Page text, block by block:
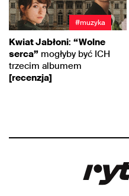
#muzyka
Kwiat Jabłoni: “Wolne
serca” mogłyby być ICH
trzecim albumem
[recenzja]